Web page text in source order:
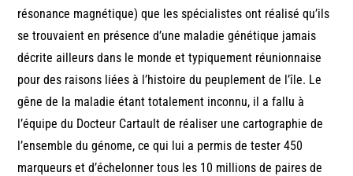
résonance magnétique) que les spécialistes ont réalisé qu’ils
se trouvaient en présence d’une maladie génétique jamais
décrite ailleurs dans le monde et typiquement réunionnaise
pour des raisons liées à l’histoire du peuplement de l’île. Le
gêne de la maladie étant totalement inconnu, il a fallu à
l’équipe du Docteur Cartault de réaliser une cartographie de
l’ensemble du génome, ce qui lui a permis de tester 450
marqueurs et d’échelonner tous les 10 millions de paires de